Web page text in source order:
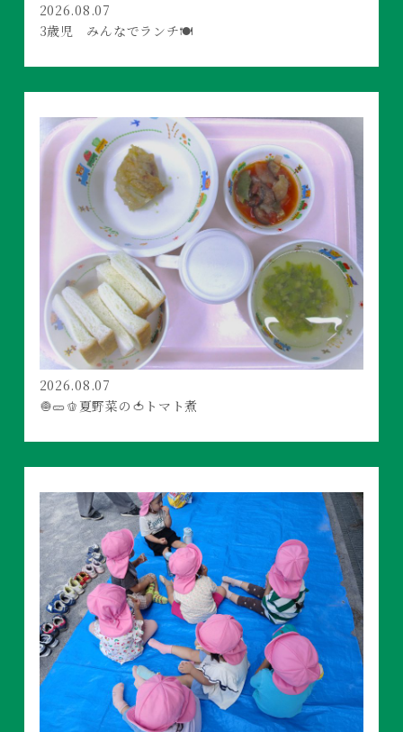
2026.08.07
3歳児 みんなでランチ🍽️
2026.08.07
🧅🥒🫑夏野菜の🍅トマト煮